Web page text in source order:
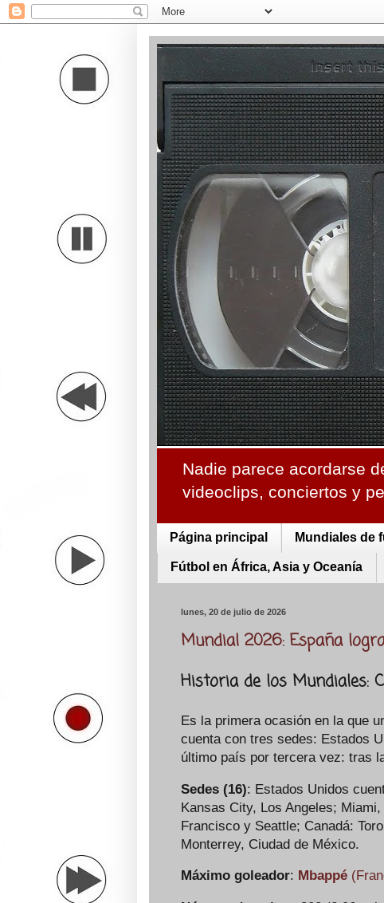
Nadie parece acordarse
videoclips, conciertos y
Página principal Mundiales de
Fútbol en África, Asia y Oceanía
lunes, 20 de julio de 2026
Mundial 2026: España
Historia de los Mundiales:
Es la primera ocasión en la que
cuenta con tres sedes: Estados
último país por tercera vez: tras
Sedes (16): Estados Unidos
Kansas City, Los Angeles;
Francisco y Seattle; Canadá:
Monterrey, Ciudad de México.
Máximo goleador: Mbappé